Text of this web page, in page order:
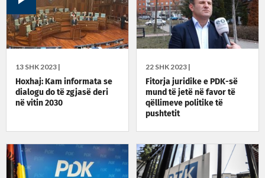
22 SHK 2023 |
Fitorja juridike e PDK-së
mund të jetë në favor të
qëllimeve politike të
pushtetit
13 SHK 2023 |
Hoxhaj: Kam informata se
dialogu do të zgjasë deri
në vitin 2030